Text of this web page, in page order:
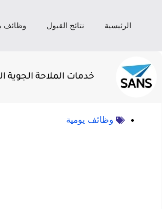
الرئيسية نتائج القبول وظائف
خدمات الملاحة
وظائف يومية